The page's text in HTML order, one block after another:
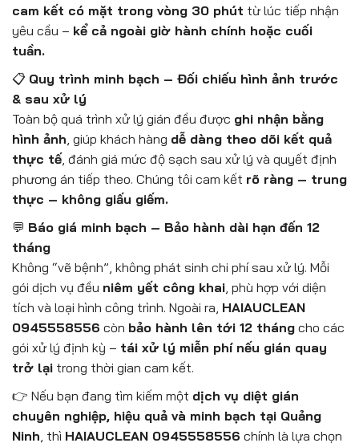
cam kết có mặt trong vòng 30 phút từ lúc tiếp nhận
yêu cầu – kể cả ngoài giờ hành chính hoặc cuối
tuần.
📋 Quy trình minh bạch – Đối chiếu hình ảnh trước
& sau xử lý
Toàn bộ quá trình xử lý gián đều được ghi nhận bằng
hình ảnh, giúp khách hàng dễ dàng theo dõi kết quả
thực tế, đánh giá mức độ sạch sau xử lý và quyết định
phương án tiếp theo. Chúng tôi cam kết rõ ràng – trung
thực – không giấu giếm.
💬 Báo giá minh bạch – Bảo hành dài hạn đến 12
tháng
Không “vẽ bệnh”, không phát sinh chi phí sau xử lý. Mỗi
gói dịch vụ đều niêm yết công khai, phù hợp với diện
tích và loại hình công trình. Ngoài ra, HAIAUCLEAN
0945558556 còn bảo hành lên tới 12 tháng cho các
gói xử lý định kỳ – tái xử lý miễn phí nếu gián quay
trở lại trong thời gian cam kết.
👉 Nếu bạn đang tìm kiếm một dịch vụ diệt gián
chuyên nghiệp, hiệu quả và minh bạch tại Quảng
Ninh, thì HAIAUCLEAN 0945558556 chính là lựa chọn